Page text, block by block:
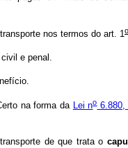
nos termos do art. 1o
e penal.
na forma da Lei no6.880,
de que trata o